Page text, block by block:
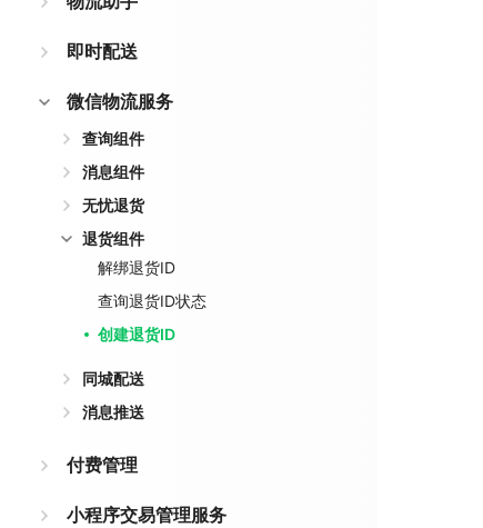
即时配送
微信物流服务
查询组件
消息组件
无忧退货
退货组件
解绑退货ID
查询退货ID状态
创建退货ID
同城配送
消息推送
付费管理
小程序交易管理服务